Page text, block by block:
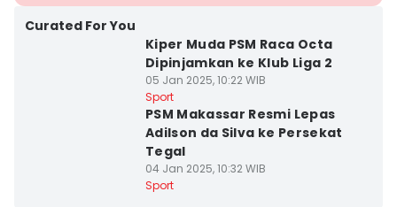
Curated For You
Kiper Muda PSM Raca Octa
Dipinjamkan ke Klub Liga 2
05 Jan 2025, 10:22 WIB
Sport
PSM Makassar Resmi Lepas
Adilson da Silva ke Persekat
Tegal
04 Jan 2025, 10:32 WIB
Sport